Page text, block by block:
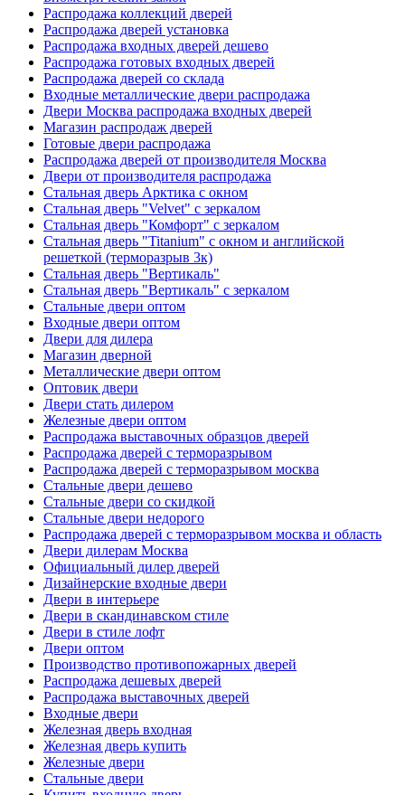
Распродажа коллекций дверей
Распродажа дверей установка
Распродажа входных дверей дешево
Распродажа готовых входных дверей
Распродажа дверей со склада
Входные металлические двери распродажа
Двери Москва распродажа входных дверей
Магазин распродаж дверей
Готовые двери распродажа
Распродажа дверей от производителя Москва
Двери от производителя распродажа
Стальная дверь Арктика с окном
Стальная дверь "Velvet" с зеркалом
Стальная дверь "Комфорт" с зеркалом
Стальная дверь "Titanium" с окном и английской
решеткой (терморазрыв 3к)
Стальная дверь "Вертикаль"
Стальная дверь "Вертикаль" с зеркалом
Стальные двери оптом
Входные двери оптом
Двери для дилера
Магазин дверной
Металлические двери оптом
Оптовик двери
Двери стать дилером
Железные двери оптом
Распродажа выставочных образцов дверей
Распродажа дверей с терморазрывом
Распродажа дверей с терморазрывом москва
Стальные двери дешево
Стальные двери со скидкой
Стальные двери недорого
Распродажа дверей с терморазрывом москва и область
Двери дилерам Москва
Официальный дилер дверей
Дизайнерские входные двери
Двери в интерьере
Двери в скандинавском стиле
Двери в стиле лофт
Двери оптом
Производство противопожарных дверей
Распродажа дешевых дверей
Распродажа выставочных дверей
Входные двери
Железная дверь входная
Железная дверь купить
Железные двери
Стальные двери